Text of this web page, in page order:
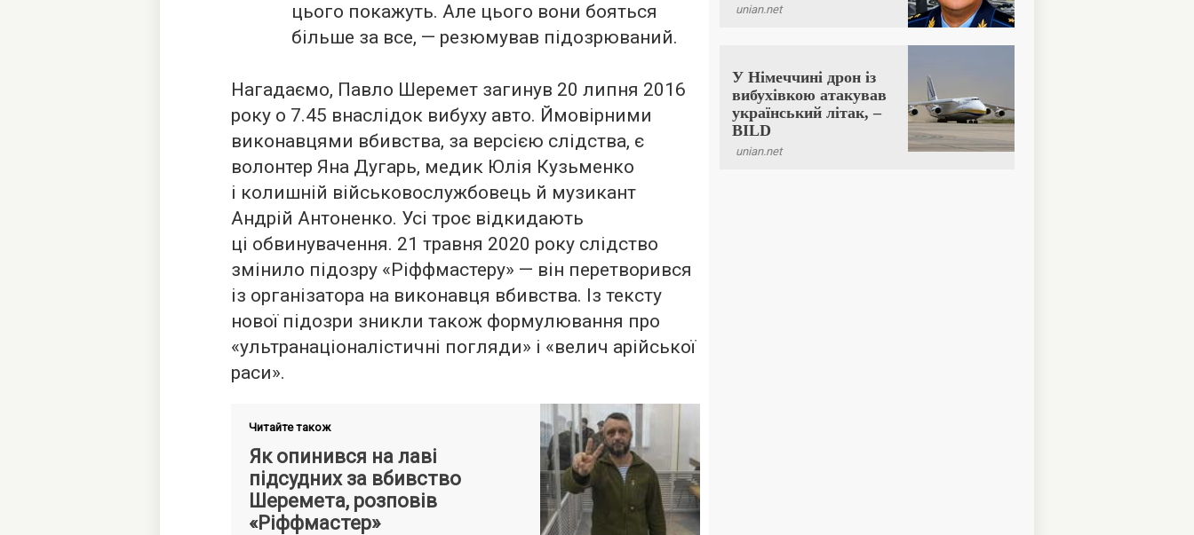
цього покажуть. Але цього вони бояться
більше за все, — резюмував підозрюваний.
Нагадаємо, Павло Шеремет загинув 20 липня 2016
року о 7.45 внаслідок вибуху авто. Ймовірними
виконавцями вбивства, за версією слідства, є
волонтер Яна Дугарь, медик Юлія Кузьменко
і колишній військовослужбовець й музикант
Андрій Антоненко. Усі троє відкидають
ці обвинувачення. 21 травня 2020 року слідство
змінило підозру «Ріффмастеру» — він перетворився
із організатора на виконавця вбивства. Із тексту
нової підозри зникли також формулювання про
«ультранаціоналістичні погляди» і «велич арійської
раси».
Читайте також
Як опинився на лаві
підсудних за вбивство
Шеремета, розповів
«Ріффмастер»